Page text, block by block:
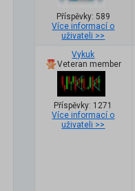
Příspěvky: 589
Více informací o
uživateli >>
Vykuk
Veteran member
Příspěvky: 1271
Více informací o
uživateli >>